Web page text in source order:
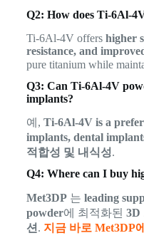
Q2: How does Ti-6Al-
Ti-6Al-4V offers higher
resistance, and
pure titanium while
Q3: Can Ti-6Al-4V
implants?
예, Ti-6Al-4V is a
implants, dental
적합성 및 내식성.
Q4: Where can I buy
Met3DP는 leading
powder에 최적화된 3D
션 . 지금 바로 Met3DP